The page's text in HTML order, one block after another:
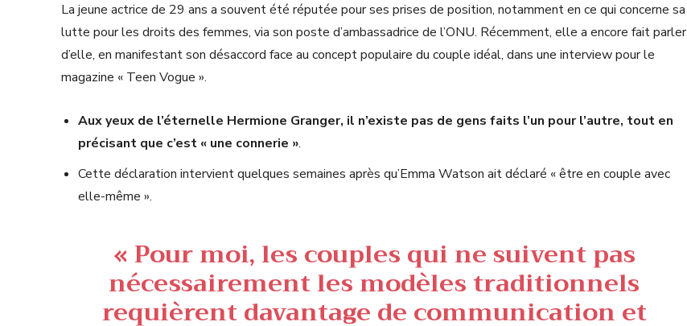
La jeune actrice de 29 ans a souvent été réputée pour ses prises de position, notamment en ce qui concerne sa
lutte pour les droits des femmes, via son poste d’ambassadrice de l’ONU. Récemment, elle a encore fait parler
d’elle, en manifestant son désaccord face au concept populaire du couple idéal, dans une interview pour le
magazine « Teen Vogue ».
Aux yeux de l’éternelle Hermione Granger, il n’existe pas de gens faits l’un pour l’autre, tout en
précisant que c’est « une connerie ».
Cette déclaration intervient quelques semaines après qu’Emma Watson ait déclaré « être en couple avec
elle-même ».
« Pour moi, les couples qui ne suivent pas
nécessairement les modèles traditionnels
requièrent davantage de communication et